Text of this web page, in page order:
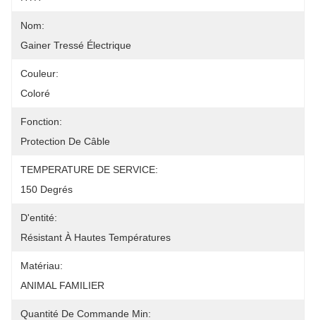
Nom:
Gainer Tressé Électrique
Couleur:
Coloré
Fonction:
Protection De Câble
TEMPERATURE DE SERVICE:
150 Degrés
D'entité:
Résistant À Hautes Températures
Matériau:
ANIMAL FAMILIER
Quantité De Commande Min: